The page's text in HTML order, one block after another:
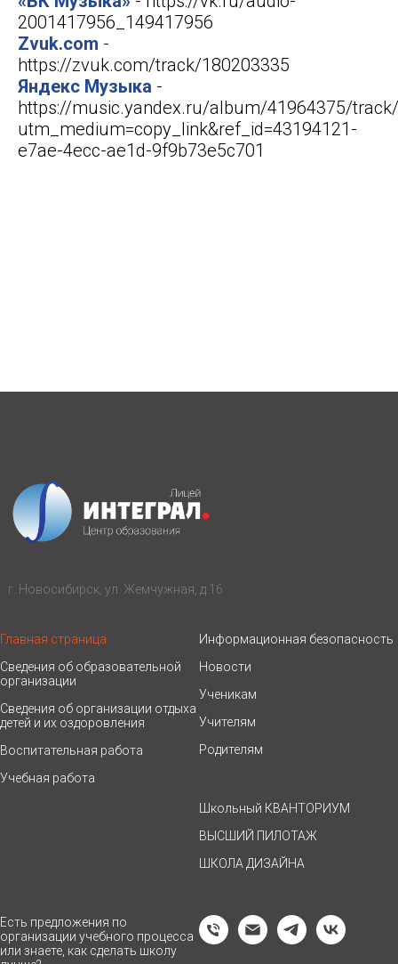
2001417956_149417956
Zvuk.com -
https://zvuk.com/track/180203335
Яндекс Музыка -
https://music.yandex.ru/album/41964375/
utm_medium=copy_link&ref_id=43194121-
e7ae-4ecc-ae1d-9f9b73e5c701
г. Новосибирск, ул. Жемчужная, д.16
Главная страница
Сведения об образовательной
организации
Сведения об организации отдыха
детей и их оздоровления
Воспитательная работа
Учебная работа
Информационная безопасность
Новости
Ученикам
Учителям
Родителям
Школьный КВАНТОРИУМ
ВЫСШИЙ ПИЛОТАЖ
ШКОЛА ДИЗАЙНА
Есть предложения по
организации учебного процесса
или знаете, как сделать школу